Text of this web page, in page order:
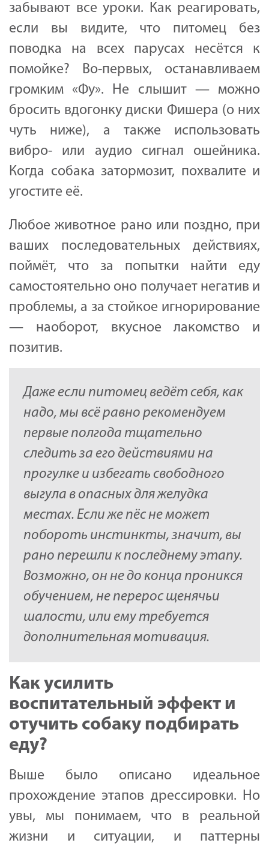
забывают все уроки. Как реагировать,
если вы видите, что питомец без
поводка на всех парусах несётся к
помойке? Во-первых, останавливаем
громким «Фу». Не слышит — можно
бросить вдогонку диски Фишера (о них
чуть ниже), а также использовать
вибро- или аудио сигнал ошейника.
Когда собака затормозит, похвалите и
угостите её.
Любое животное рано или поздно, при
ваших последовательных действиях,
поймёт, что за попытки найти еду
самостоятельно оно получает негатив и
проблемы, а за стойкое игнорирование
— наоборот, вкусное лакомство и
позитив.
Даже если питомец ведёт себя, как
надо, мы всё равно рекомендуем
первые полгода тщательно
следить за его действиями на
прогулке и избегать свободного
выгула в опасных для желудка
местах. Если же пёс не может
побороть инстинкты, значит, вы
рано перешли к последнему этапу.
Возможно, он не до конца проникся
обучением, не перерос щенячьи
шалости, или ему требуется
дополнительная мотивация.
Как усилить
воспитательный эффект и
отучить собаку подбирать
еду?
Выше было описано идеальное
прохождение этапов дрессировки. Но
увы, мы понимаем, что в реальной
жизни и ситуации, и паттерны